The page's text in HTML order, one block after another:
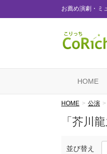
お薦め演劇・ミ
HOME
HOME 公演
「芥川
並び替え